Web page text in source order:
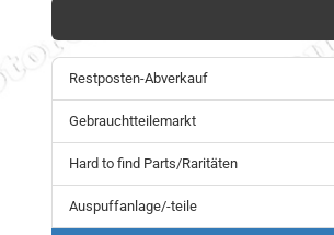
Restposten-Abverkauf
Gebrauchtteilemarkt
Hard to find Parts/Raritäten
Auspuffanlage/-teile